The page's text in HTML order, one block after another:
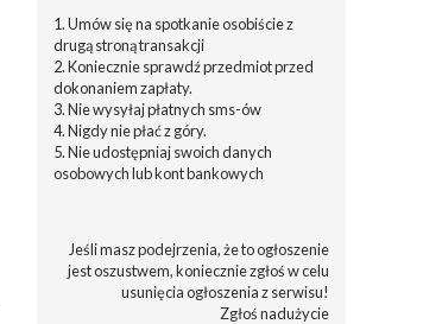
1. Umów się na spotkanie osobiście z
drugą stroną transakcji
2. Koniecznie sprawdź przedmiot przed
dokonaniem zapłaty.
3. Nie wysyłaj płatnych sms-ów
4. Nigdy nie płać z góry.
5. Nie udostępniaj swoich danych
osobowych lub kont bankowych
Jeśli masz podejrzenia, że to ogłoszenie
jest oszustwem, koniecznie zgłoś w celu
usunięcia ogłoszenia z serwisu!
Zgłoś nadużycie